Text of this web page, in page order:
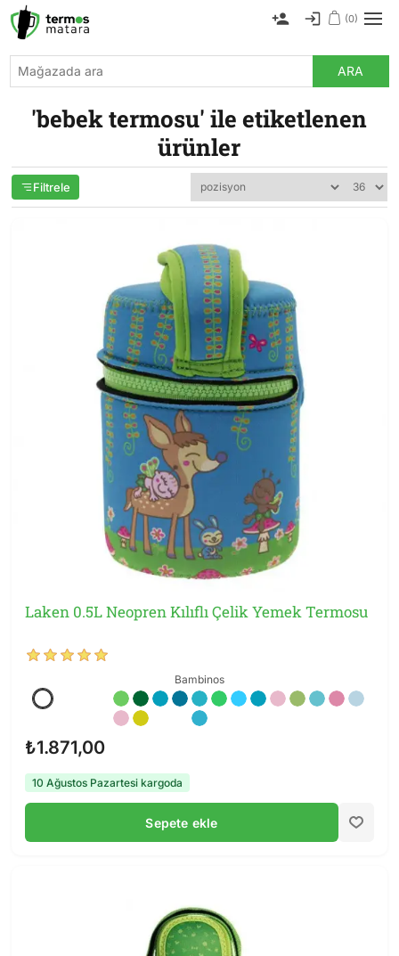
ARA
(0)
'bebek termosu' ile etiketlenen
ürünler
Filtrele
Laken 0.5L Neopren Kılıflı Çelik Yemek Termosu
Bambinos
₺1.871,00
10 Ağustos Pazartesi kargoda
Sepete ekle